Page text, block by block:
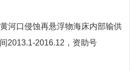
河口侵蚀再悬浮物海床内部输供
2013.1-2016.12 ，资助号